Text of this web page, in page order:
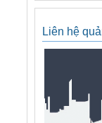
Liên hệ